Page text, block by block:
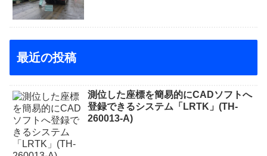
最近の投稿
測位した座標を簡易的にCADソフトへ
登録できるシステム「LRTK」(TH-
260013-A)